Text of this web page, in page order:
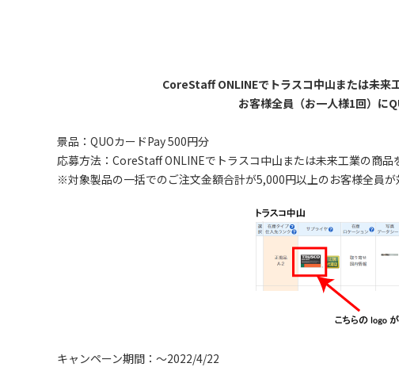
CoreStaff ONLINEでトラスコ中山または未来
お客様全員（お一人様1回）に
景品：QUOカードPay 500円分
応募方法：CoreStaff ONLINEでトラスコ中山または未来工業の商品
※対象製品の一括でのご注文金額合計が5,000円以上のお客様全員が
キャンペーン期間：～2022/4/22